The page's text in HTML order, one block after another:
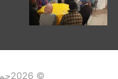
© 2026جميع الحقوق محفوضة |